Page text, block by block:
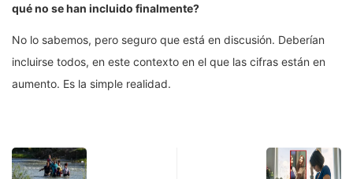
qué no se han incluido finalmente?
No lo sabemos, pero seguro que está en discusión. Deberían
incluirse todos, en este contexto en el que las cifras están en
aumento. Es la simple realidad.